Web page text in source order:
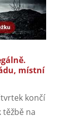
místní
končí
na